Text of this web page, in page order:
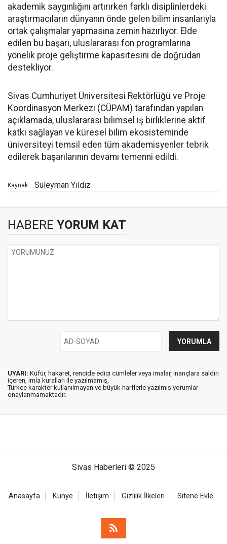
akademik saygınlığını artırırken farklı disiplinlerdeki
araştırmacıların dünyanın önde gelen bilim insanlarıyla
ortak çalışmalar yapmasına zemin hazırlıyor. Elde
edilen bu başarı, uluslararası fon programlarına
yönelik proje geliştirme kapasitesini de doğrudan
destekliyor.
Sivas Cumhuriyet Üniversitesi Rektörlüğü ve Proje
Koordinasyon Merkezi (CÜPAM) tarafından yapılan
açıklamada, uluslararası bilimsel iş birliklerine aktif
katkı sağlayan ve küresel bilim ekosisteminde
üniversiteyi temsil eden tüm akademisyenler tebrik
edilerek başarılarının devamı temenni edildi.
Kaynak: Süleyman Yıldız
HABERE YORUM KAT
UYARI: Küfür, hakaret, rencide edici cümleler veya imalar, inançlara saldırı
içeren, imla kuralları ile yazılmamış,
Türkçe karakter kullanılmayan ve büyük harflerle yazılmış yorumlar
onaylanmamaktadır.
Sivas Haberleri © 2025
Anasayfa Künye İletişim Gizlilik İlkeleri Sitene Ekle